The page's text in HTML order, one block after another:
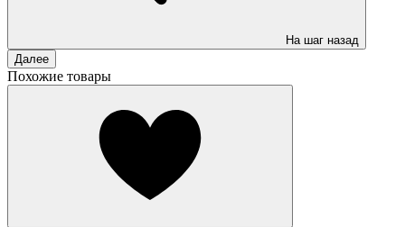
На шаг назад
Далее
Похожие товары